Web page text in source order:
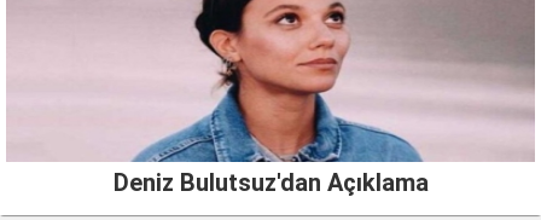
Deniz Bulutsuz'dan Açıklama